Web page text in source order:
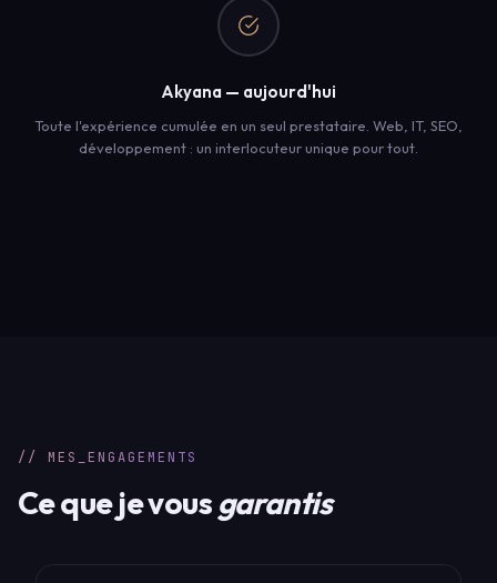
Akyana — aujourd'hui
Toute l'expérience cumulée en un seul prestataire. Web, IT, SEO,
développement : un interlocuteur unique pour tout.
// MES_ENGAGEMENTS
Ce que je vous garantis